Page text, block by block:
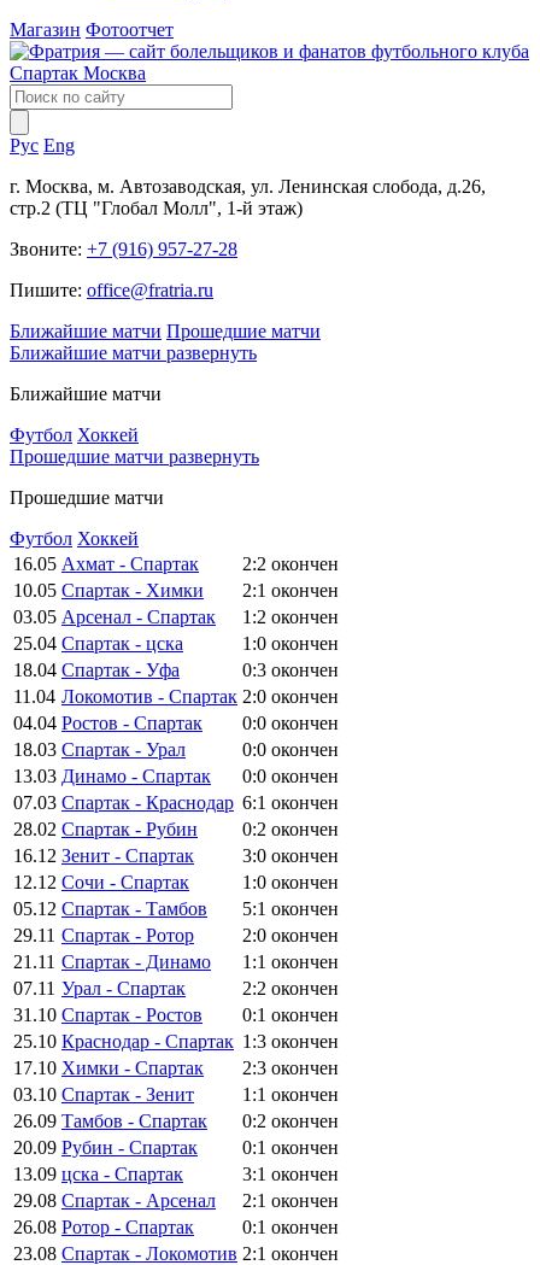
Магазин Фотоотчет
Рус Eng
г. Москва, м. Автозаводская, ул. Ленинская слобода, д.26,
стр.2 (ТЦ "Глобал Молл", 1-й этаж)
Звоните: +7 (916) 957-27-28
Пишите: office@fratria.ru
Ближайшие матчи Прошедшие матчи
Ближайшие матчи развернуть
Ближайшие матчи
Футбол Хоккей
Прошедшие матчи развернуть
Прошедшие матчи
Футбол Хоккей
16.05 Ахмат - Спартак 2:2 окончен
10.05 Спартак - Химки 2:1 окончен
03.05 Арсенал - Спартак 1:2 окончен
25.04 Спартак - цска 1:0 окончен
18.04 Спартак - Уфа 0:3 окончен
11.04 Локомотив - Спартак 2:0 окончен
04.04 Ростов - Спартак 0:0 окончен
18.03 Спартак - Урал 0:0 окончен
13.03 Динамо - Спартак 0:0 окончен
07.03 Спартак - Краснодар 6:1 окончен
28.02 Спартак - Рубин 0:2 окончен
16.12 Зенит - Спартак 3:0 окончен
12.12 Сочи - Спартак 1:0 окончен
05.12 Спартак - Тамбов 5:1 окончен
29.11 Спартак - Ротор 2:0 окончен
21.11 Спартак - Динамо 1:1 окончен
07.11 Урал - Спартак 2:2 окончен
31.10 Спартак - Ростов 0:1 окончен
25.10 Краснодар - Спартак 1:3 окончен
17.10 Химки - Спартак 2:3 окончен
03.10 Спартак - Зенит 1:1 окончен
26.09 Тамбов - Спартак 0:2 окончен
20.09 Рубин - Спартак 0:1 окончен
13.09 цска - Спартак 3:1 окончен
29.08 Спартак - Арсенал 2:1 окончен
26.08 Ротор - Спартак 0:1 окончен
23.08 Спартак - Локомотив 2:1 окончен